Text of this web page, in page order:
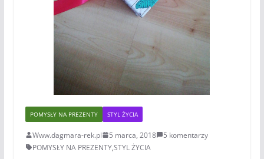
POMYSŁY NA PREZENTY STYL ŻYCIA
Www.dagmara-rek.pl 5 marca, 2018
5 komentarzy
POMYSŁY NA PREZENTY,STYL ŻYCIA